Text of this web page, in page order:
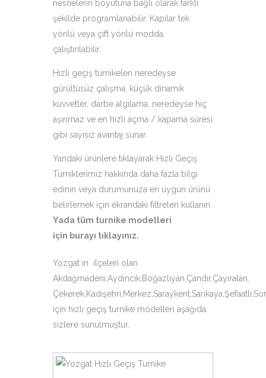
nesnelerin boyutuna bağlı olarak farklı
şekilde programlanabilir. Kapılar tek
yönlü veya çift yönlü modda
çalıştırılabilir.
Hızlı geçiş turnikeleri neredeyse
gürültüsüz çalışma, küçük dinamik
kuvvetler, darbe algılama, neredeyse hiç
aşınmaz ve en hızlı açma / kapama süresi
gibi sayısız avantaj sunar.
Yandaki ürünlere tıklayarak Hızlı Geçiş
Turniklerimiz hakkında daha fazla bilgi
edinin veya durumunuza en uygun ürünü
belirlemek için ekrandaki filtreleri kullanın.
Yada tüm turnike modelleri
için burayı tıklayınız.
Yozgat ın ilçeleri olan
Akdağmadeni,Aydıncık,Boğazlıyan,Çandır,Çayıralan,
için hızlı geçiş turnike modelleri aşağıda
sizlere sunulmuştur.